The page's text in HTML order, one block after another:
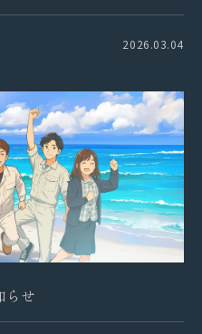
2026.03.04
らせ